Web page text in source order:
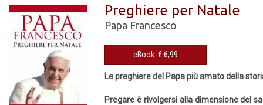
Preghiere per Natale
Papa Francesco
eBook € 6,99
Le preghiere del Papa più amato della
Pregare è rivolgersi alla dimensione del